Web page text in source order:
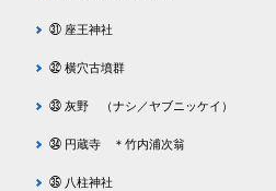
㉛ 座王神社
㉜ 横穴古墳群
㉝ 灰野 （ナシ／ヤブニッケイ）
㉞ 円蔵寺 ＊竹内浦次翁
㉟ 八柱神社